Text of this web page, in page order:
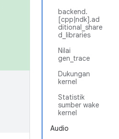
backend.
[cpp|ndk].ad
ditional_share
d_libraries
Nilai
gen_trace
Dukungan
kernel
Statistik
sumber wake
kernel
Audio